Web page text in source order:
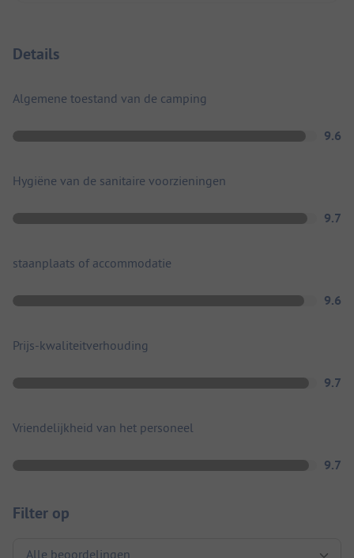
Details
Algemene toestand van de camping
9.6
Hygiëne van de sanitaire voorzieningen
9.7
staanplaats of accommodatie
9.6
Prijs-kwaliteitverhouding
9.7
Vriendelijkheid van het personeel
9.7
Filter op